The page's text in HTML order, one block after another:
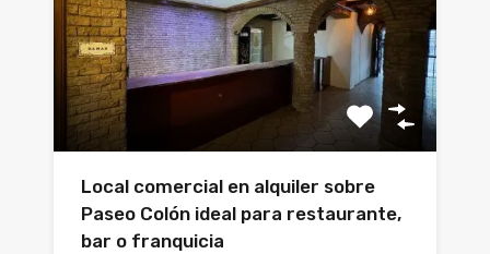
Local comercial en alquiler sobre
Paseo Colón ideal para restaurante,
bar o franquicia